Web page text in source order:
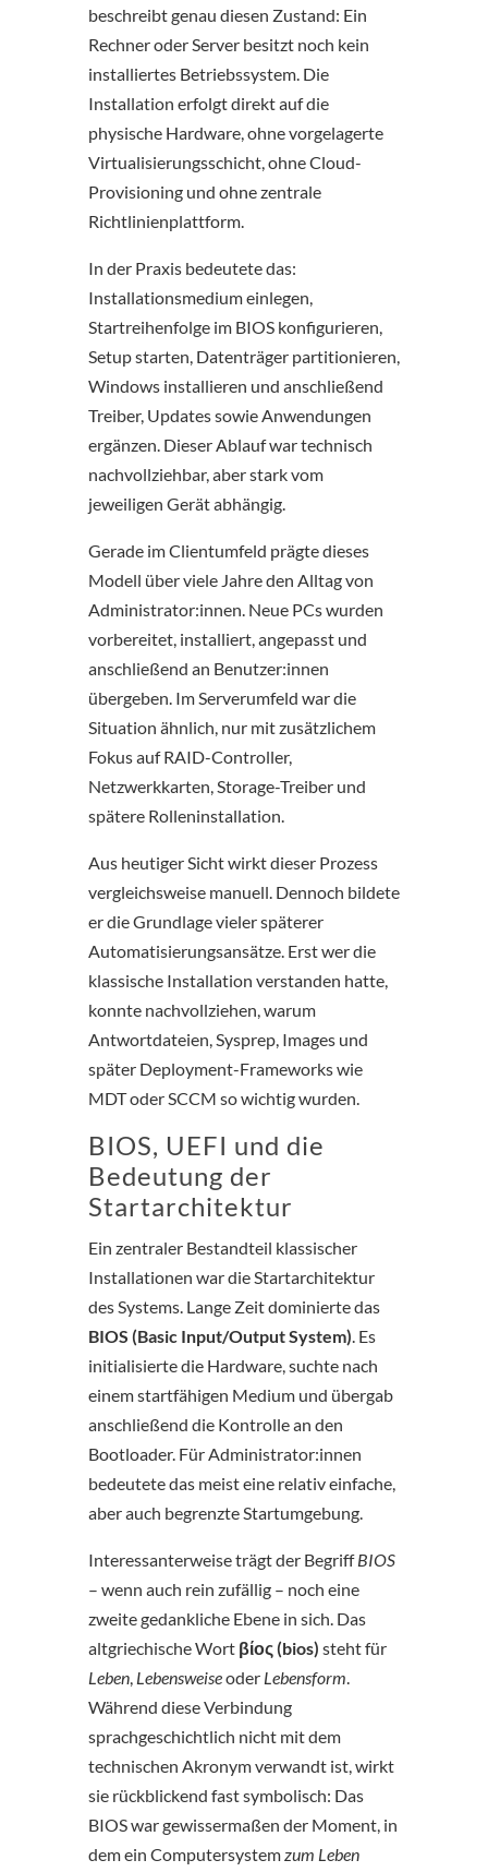
beschreibt genau diesen Zustand: Ein
Rechner oder Server besitzt noch kein
installiertes Betriebssystem. Die
Installation erfolgt direkt auf die
physische Hardware, ohne vorgelagerte
Virtualisierungsschicht, ohne Cloud-
Provisioning und ohne zentrale
Richtlinienplattform.
In der Praxis bedeutete das:
Installationsmedium einlegen,
Startreihenfolge im BIOS konfigurieren,
Setup starten, Datenträger partitionieren,
Windows installieren und anschließend
Treiber, Updates sowie Anwendungen
ergänzen. Dieser Ablauf war technisch
nachvollziehbar, aber stark vom
jeweiligen Gerät abhängig.
Gerade im Clientumfeld prägte dieses
Modell über viele Jahre den Alltag von
Administrator:innen. Neue PCs wurden
vorbereitet, installiert, angepasst und
anschließend an Benutzer:innen
übergeben. Im Serverumfeld war die
Situation ähnlich, nur mit zusätzlichem
Fokus auf RAID-Controller,
Netzwerkkarten, Storage-Treiber und
spätere Rolleninstallation.
Aus heutiger Sicht wirkt dieser Prozess
vergleichsweise manuell. Dennoch bildete
er die Grundlage vieler späterer
Automatisierungsansätze. Erst wer die
klassische Installation verstanden hatte,
konnte nachvollziehen, warum
Antwortdateien, Sysprep, Images und
später Deployment-Frameworks wie
MDT oder SCCM so wichtig wurden.
BIOS, UEFI und die
Bedeutung der
Startarchitektur
Ein zentraler Bestandteil klassischer
Installationen war die Startarchitektur
des Systems. Lange Zeit dominierte das
BIOS (Basic Input/Output System). Es
initialisierte die Hardware, suchte nach
einem startfähigen Medium und übergab
anschließend die Kontrolle an den
Bootloader. Für Administrator:innen
bedeutete das meist eine relativ einfache,
aber auch begrenzte Startumgebung.
Interessanterweise trägt der BegriffBIOS
– wenn auch rein zufällig – noch eine
zweite gedankliche Ebene in sich. Das
altgriechische Wort βίος (bios) steht für
Leben, Lebensweiseoder Lebensform.
Während diese Verbindung
sprachgeschichtlich nicht mit dem
technischen Akronym verwandt ist, wirkt
sie rückblickend fast symbolisch: Das
BIOS war gewissermaßen der Moment, in
dem ein Computersystemzum Leben